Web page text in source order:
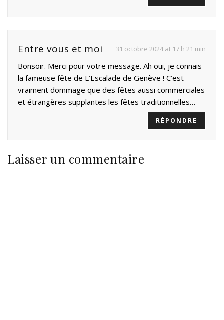
Entre vous et moi 31 octobre 2024 at 17 h 21 min
Bonsoir. Merci pour votre message. Ah oui, je connais
la fameuse fête de L’Escalade de Genève ! C’est
vraiment dommage que des fêtes aussi commerciales
et étrangères supplantes les fêtes traditionnelles…
RÉPONDRE
Laisser un commentaire